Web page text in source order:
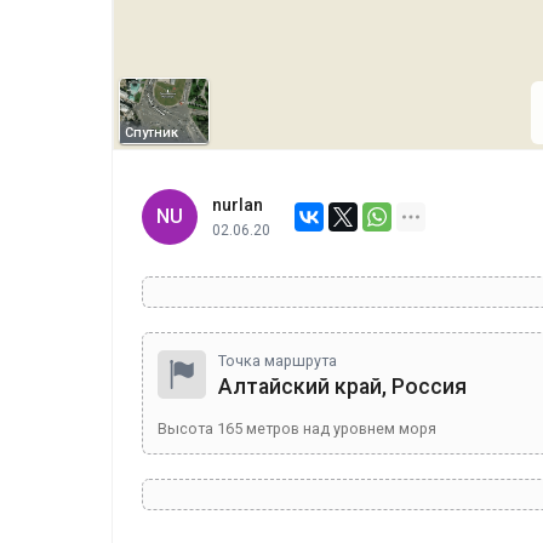
Спутник
NU
nurlan
02.06.20
Точка маршрута
Алтайский край, Россия
Высота 165 метров над уровнем моря